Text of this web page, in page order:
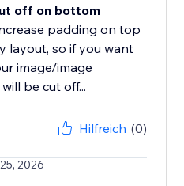
off on bottom
padding on top
layout, so if you want
image/image
be cut off...
Hilfreich (0)
2026